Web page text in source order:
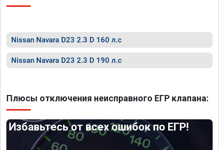
Nissan Navara D23 2.3 D 160 л.с
Nissan Navara D23 2.3 D 190 л.с
Плюсы отключения неисправного ЕГР клапана:
Избавьтесь от всех ошибок по ЕГР!